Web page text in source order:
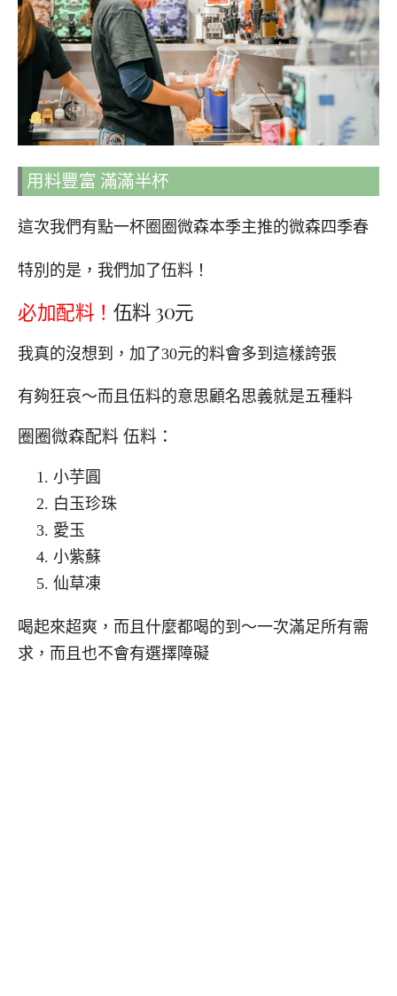
用料豐富 滿滿半杯
這次我們有點一杯圈圈微森本季主推的微森四季春
特別的是，我們加了伍料！
必加配料！ 伍料 30元
我真的沒想到，加了30元的料會多到這樣誇張
有夠狂哀～而且伍料的意思顧名思義就是五種料
圈圈微森配料 伍料：
小芋圓
白玉珍珠
愛玉
小紫蘇
仙草凍
喝起來超爽，而且什麼都喝的到～一次滿足所有需
求，而且也不會有選擇障礙